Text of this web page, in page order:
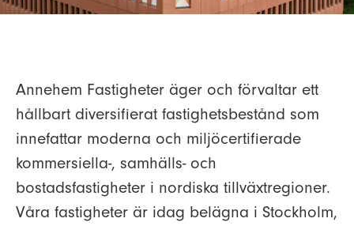
Annehem Fastigheter äger och förvaltar ett
hållbart diversifierat fastighetsbestånd som
innefattar moderna och miljöcertifierade
kommersiella-, samhälls- och
bostadsfastigheter i nordiska tillväxtregioner.
Våra fastigheter är idag belägna i Stockholm,